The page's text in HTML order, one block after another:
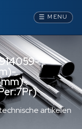
☰ MENU
artikelen